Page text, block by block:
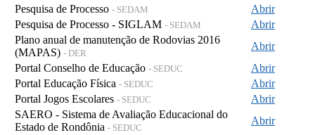
Pesquisa de Processo - SEDAM
Abrir
Pesquisa de Processo - SIGLAM - SEDAM
Abrir
Plano anual de manutenção de Rodovias 2016
(MAPAS) - DER
Abrir
Portal Conselho de Educação - SEDUC
Abrir
Portal Educação Física - SEDUC
Abrir
Portal Jogos Escolares - SEDUC
Abrir
SAERO - Sistema de Avaliação Educacional do
Estado de Rondônia - SEDUC
Abrir